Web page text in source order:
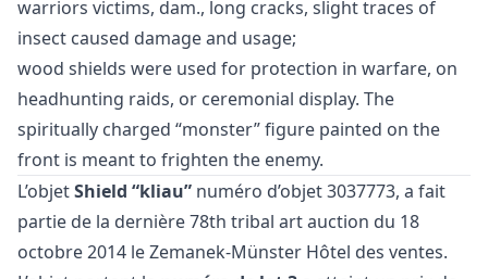
warriors victims, dam., long cracks, slight traces of
insect caused damage and usage;
wood shields were used for protection in warfare, on
headhunting raids, or ceremonial display. The
spiritually charged “monster” figure painted on the
front is meant to frighten the enemy.
L’objetShield “kliau” numéro d’objet 3037773, a fait
partie de la dernière78th tribal art auction du 18
octobre 2014 le Zemanek-Münster Hôtel des ventes.